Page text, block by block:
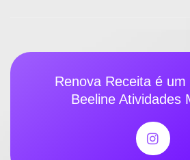
Renova Receita é
Beeline Atividades